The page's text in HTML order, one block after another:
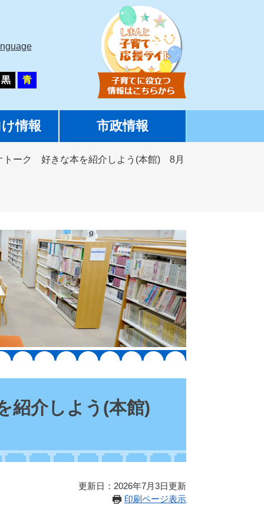
黒 青
情報 市政情報
トーク 好きな本を紹介しよう(本館) 8月
紹介しよう(本館)
更新日：2026年7月3日更新
印刷ページ表示